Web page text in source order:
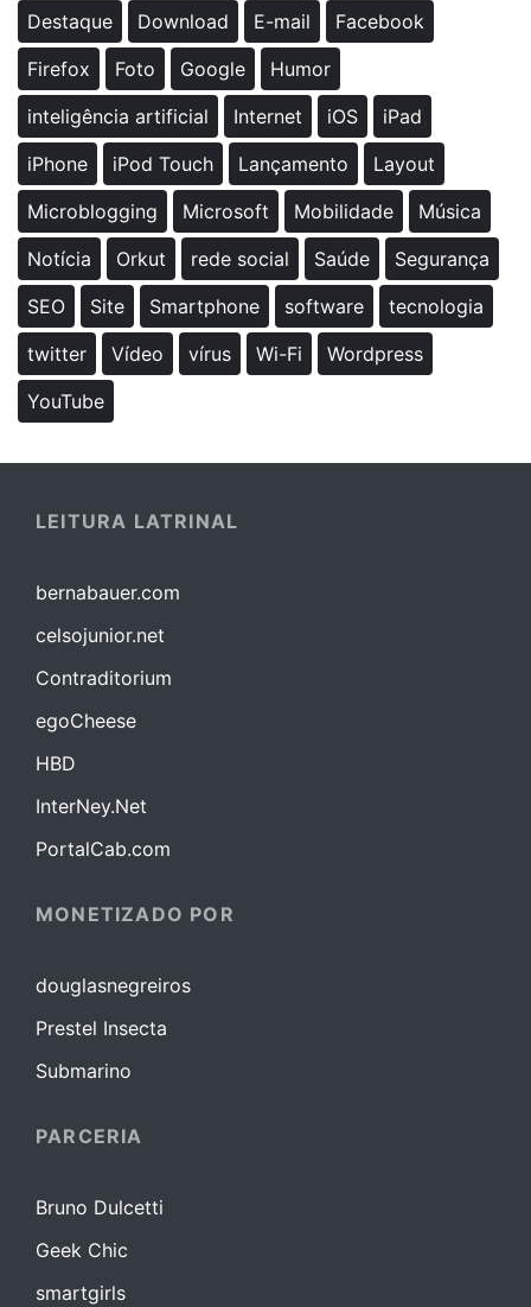
Destaque
Download E-mail
Facebook
Firefox
Foto Google
Humor
inteligência artificial
Internet iOS
iPad
iPhone
iPod Touch Lançamento
Layout
Microblogging
Microsoft Mobilidade
Música
Notícia
Orkut rede social Saúde
Segurança
SEO
Site Smartphone software
tecnologia
twitter
Vídeo vírus Wi-Fi
Wordpress
YouTube
LEITURA LATRINAL
bernabauer.com
celsojunior.net
Contraditorium
egoCheese
HBD
InterNey.Net
PortalCab.com
MONETIZADO POR
douglasnegreiros
Prestel Insecta
Submarino
PARCERIA
Bruno Dulcetti
Geek Chic
smartgirls